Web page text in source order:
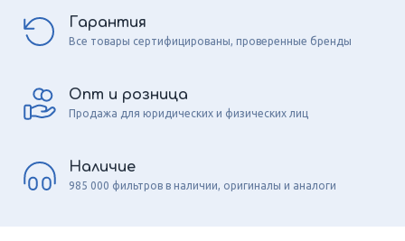
Гарантия
Все товары сертифицированы, проверенные бренды
Опт и розница
Продажа для юридических и физических лиц
Наличие
985 000 фильтров в наличии, оригиналы и аналоги